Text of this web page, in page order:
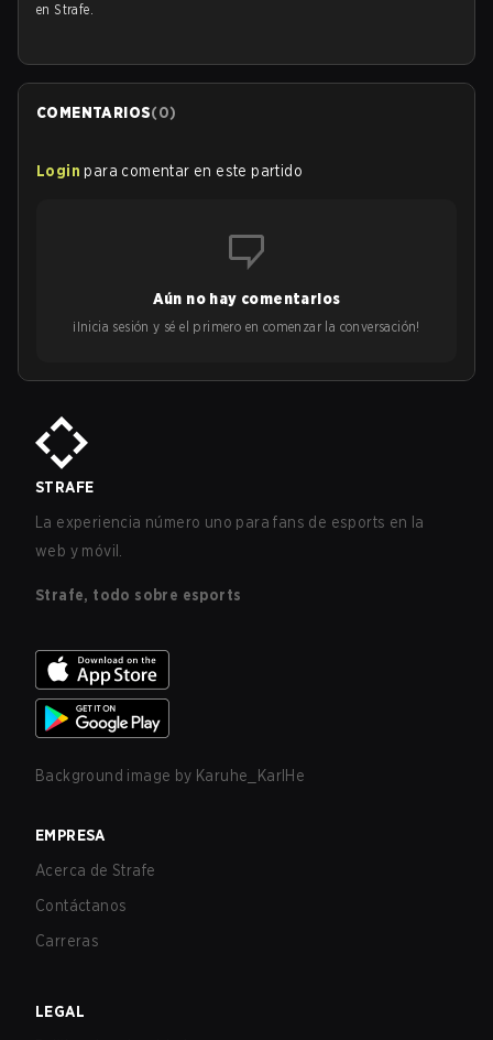
en Strafe.
COMENTARIOS(0)
Login para comentar en este partido
Aún no hay comentarios
¡Inicia sesión y sé el primero en comenzar la conversación!
STRAFE
La experiencia número uno para fans de esports en la
web y móvil.
Strafe, todo sobre esports
Background image by Karuhe_KarlHe
EMPRESA
Acerca de Strafe
Contáctanos
Carreras
LEGAL